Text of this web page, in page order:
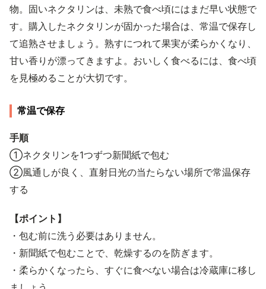
物。固いネクタリンは、未熟で食べ頃にはまだ早い状態で
す。購入したネクタリンが固かった場合は、常温で保存し
て追熟させましょう。熟すにつれて果実が柔らかくなり、
甘い香りが漂ってきますよ。おいしく食べるには、食べ頃
を見極めることが大切です。
常温で保存
手順
①ネクタリンを1つずつ新聞紙で包む
②風通しが良く、直射日光の当たらない場所で常温保存
する
【ポイント】
・包む前に洗う必要はありません。
・新聞紙で包むことで、乾燥するのを防ぎます。
・柔らかくなったら、すぐに食べない場合は冷蔵庫に移し